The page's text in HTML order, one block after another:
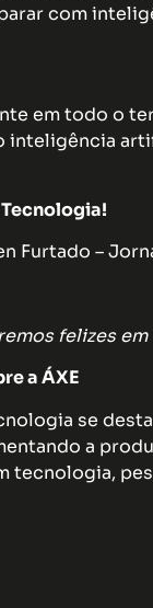
com
em todo o
Furtado –
felizes
a ÁXE
se
a
tecnologia,